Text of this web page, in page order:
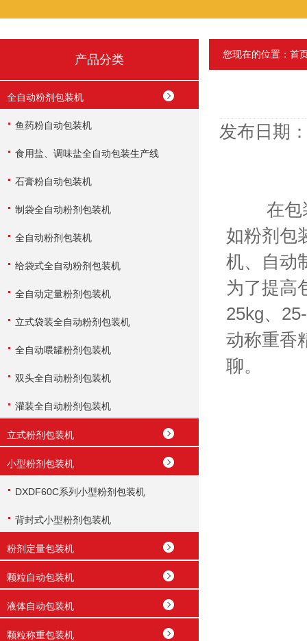
产品分类
全自动粉剂包装机
鱼药粉自动包装机
食用盐、调味盐全自动包装生产线
石膏粉自动包装机
制袋全自动粉剂包装机
全自动粉剂包装机
给袋式全自动粉剂包装机
全自动定量粉剂包装机
立式袋装全自动粉剂包装机
全自动喂罐粉剂包装机
双头全自动粉剂包装机
灌装全自动粉剂包装机
立式粉剂包装机
小型粉剂包装机
DXDF60C系列小型粉剂包装机
背封式小型粉剂包装机
粉剂定量包装机
颗粒自动包装机
液体自动包装机
颗粒称重包装机
您现在的位置： 首
发布日期
在包装
如粉剂包
机、自动
为了提高
25kg、
动称重香
聊。